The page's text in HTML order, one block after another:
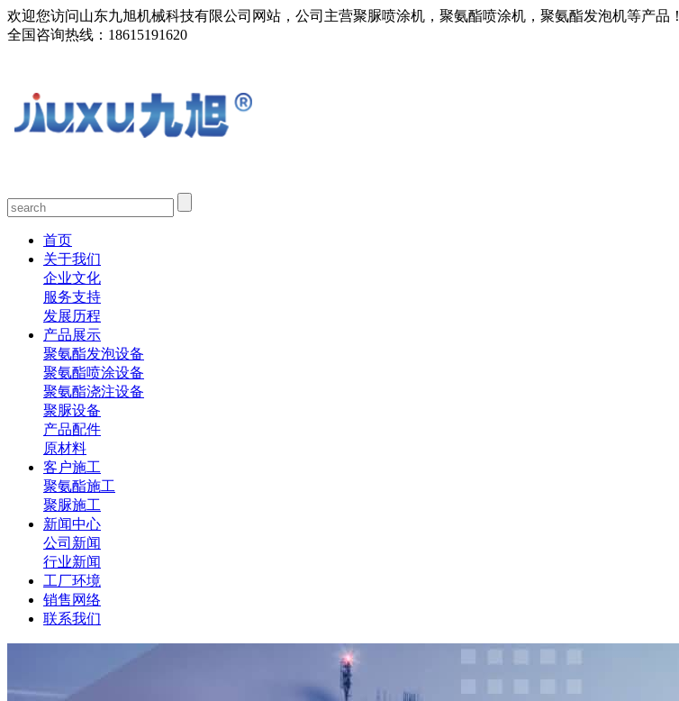
欢迎您访问山东九旭机械科技有限公司网站，公司主营聚脲喷涂机，聚氨酯喷涂机，聚氨酯发泡机等产品！
全国咨询热线： 18615191620
首页
关于我们
企业文化
服务支持
发展历程
产品展示
聚氨酯发泡设备
聚氨酯喷涂设备
聚氨酯浇注设备
聚脲设备
产品配件
原材料
客户施工
聚氨酯施工
聚脲施工
新闻中心
公司新闻
行业新闻
工厂环境
销售网络
联系我们